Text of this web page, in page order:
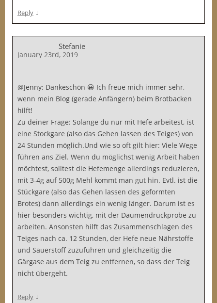
Reply ↓
Stefanie
January 23rd, 2019
@Jenny: Dankeschön 😀 Ich freue mich immer sehr,
wenn mein Blog (gerade Anfängern) beim Brotbacken
hilft!
Zu deiner Frage: Solange du nur mit Hefe arbeitest, ist
eine Stockgare (also das Gehen lassen des Teiges) von
24 Stunden möglich.Und wie so oft gilt hier: Viele Wege
führen ans Ziel. Wenn du möglichst wenig Arbeit haben
möchtest, solltest die Hefemenge allerdings reduzieren,
mit 3-4g auf 500g Mehl kommt man gut hin. Evtl. ist die
Stückgare (also das Gehen lassen des geformten
Brotes) dann allerdings ein wenig länger. Darum ist es
hier besonders wichtig, mit der Daumendruckprobe zu
arbeiten. Ansonsten hilft das Zusammenschlagen des
Teiges nach ca. 12 Stunden, der Hefe neue Nährstoffe
und Sauerstoff zuzuführen und gleichzeitig die
Gärgase aus dem Teig zu entfernen, so dass der Teig
nicht übergeht.
Reply ↓